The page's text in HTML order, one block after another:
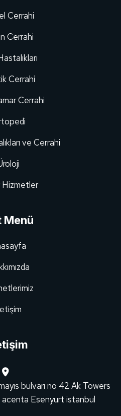
Cerrahi
Cerrahi
Cerrahi
Cerrahi
ve Cerrahi
Hizmetler
Menü
bulvarı no 42 Ak Towers
Esenyurt istanbul